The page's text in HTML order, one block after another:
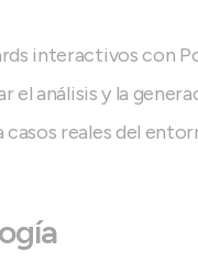
interactivos con
el análisis y la
reales del